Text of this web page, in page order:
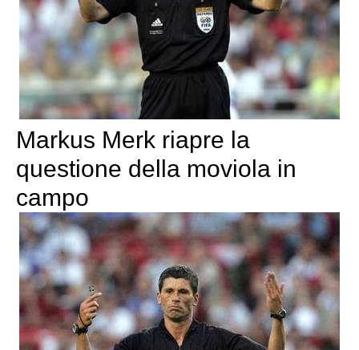
Markus Merk riapre la
questione della moviola in
campo